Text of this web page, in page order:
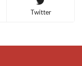
Twitter